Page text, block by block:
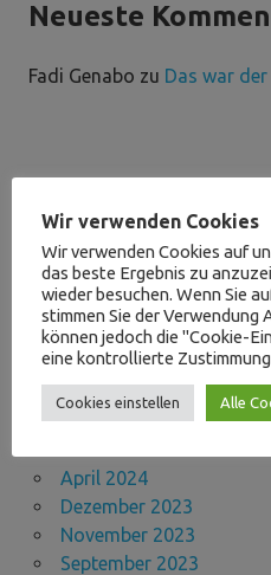
Neueste
Fadi Genabo zu Das war
Archive
Mai 2026
April 2026
März 2026
September 2025
Mai 2025
November 2024
April 2024
Dezember 2023
November 2023
September 2023
Wir verwenden Cookies
Wir verwenden Cookies auf
das beste Ergebnis zu
wieder besuchen. Wenn Sie
stimmen Sie der Verwendung
können jedoch die "Cookie-
eine kontrollierte
Cookies einstellen Alle